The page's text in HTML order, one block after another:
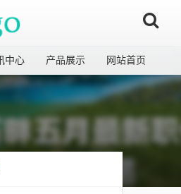
中心 产品展示 网站首页